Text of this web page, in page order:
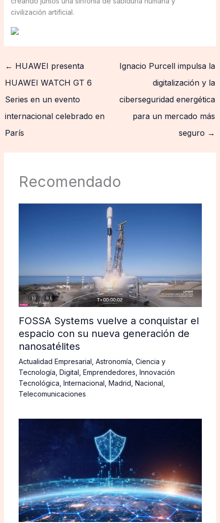
civilización artificial.
← HUAWEI presenta
HUAWEI WATCH GT 6
Series en un evento
internacional celebrado en
París
Ignacio Purcell impulsa la
digitalización y la
ciberseguridad energética
para un mercado más
seguro →
Recomendado
FOSSA Systems vuelve a conquistar el
espacio con su nueva generación de
nanosatélites
Actualidad Empresarial Astronomía Ciencia y
Tecnología Digital Emprendedores Innovación
Tecnológica Internacional Madrid Nacional
Telecomunicaciones